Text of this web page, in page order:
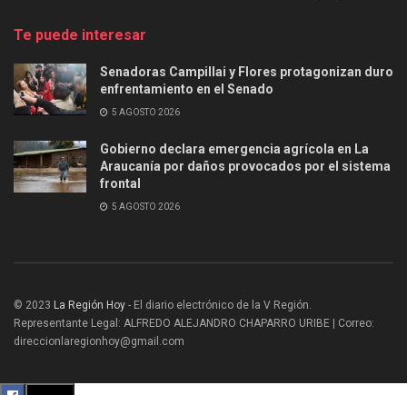
Te puede interesar
Senadoras Campillai y Flores protagonizan duro
enfrentamiento en el Senado
5 AGOSTO 2026
Gobierno declara emergencia agrícola en La
Araucanía por daños provocados por el sistema
frontal
5 AGOSTO 2026
© 2023 La Región Hoy - El diario electrónico de la V Región.
Representante Legal: ALFREDO ALEJANDRO CHAPARRO URIBE | Correo:
direccionlaregionhoy@gmail.com